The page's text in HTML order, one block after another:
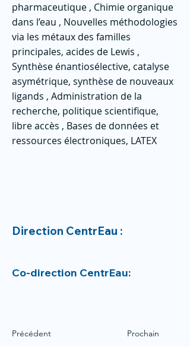
pharmaceutique , Chimie organique
dans l’eau , Nouvelles méthodologies
via les métaux des familles
principales, acides de Lewis ,
Synthèse énantiosélective, catalyse
asymétrique, synthèse de nouveaux
ligands , Administration de la
recherche, politique scientifique,
libre accès , Bases de données et
ressources électroniques, LATEX
Direction CentrEau :
Co-direction CentrEau:
Précédent Prochain